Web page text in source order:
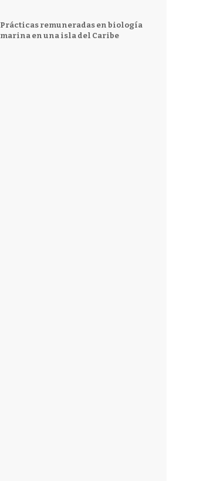
Prácticas remuneradas en biología
marina en una isla del Caribe